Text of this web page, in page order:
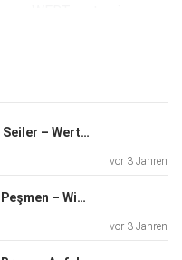
WERTcast seine
Journalist:innen, die
um die Lage vor
WERTcast #19 mit Martin Seiler – Wertewende in Unternehmen: Warum es jetzt ein neues „Wir“ braucht
vor 3 Jahren
WERTcast #18 mit Azadê Peşmen – Wie wir Extremismus bekämpfen: Deso Dogg – vom Berliner Gangster-Rapper zum IS-Terroristen
vor 3 Jahren